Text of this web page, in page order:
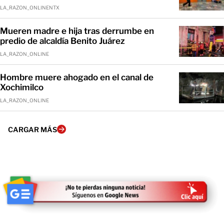
LA_RAZON_ONLINENTX
Mueren madre e hija tras derrumbe en
predio de alcaldía Benito Juárez
LA_RAZON_ONLINE
Hombre muere ahogado en el canal de
Xochimilco
LA_RAZON_ONLINE
CARGAR MÁS